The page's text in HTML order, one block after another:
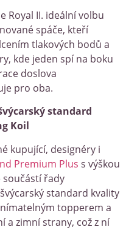
Royal II. ideální volbu
spáče, kteří
tlakových bodů a
kde jeden spí na boku
doslova
pro oba.
standard
Koil
kupující, designéry i
Premium Plus s výškou
řady
standard kvality
topperem a
a zimní strany, což z ní